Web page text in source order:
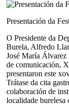
Presentación da
O Presidente da
Burela, Alfredo
José María
de comunicación,
presentaron este
Trátase da cita
colaboración de
localidade burelesa